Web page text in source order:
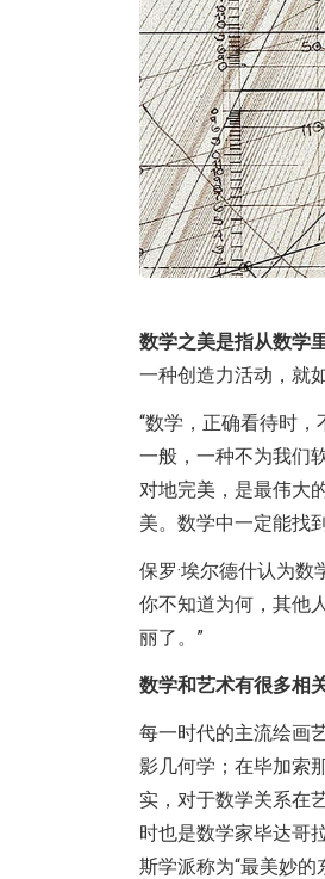
数学之美是指从数学
一种创造力活动，就
“数学，正确看待时
一般，一种不为我们
对地完美，是最伟大
美。数学中一定能找
保罗·埃尔德什认为
你不知道为何，其他
丽了。”
数学和艺术有很多相
每一时代的主流绘画
影几何学；在毕加索
实，对于数学关系在
时也是数学家毕达哥
斯学派称为“最美妙